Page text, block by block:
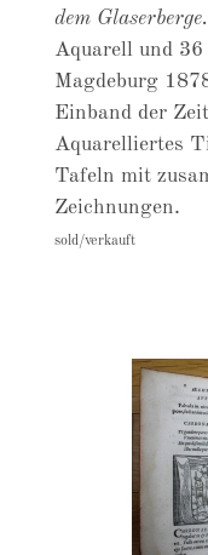
dem Glaserberge.
Aquarell und 36
Magdeburg
Einband der
Aquarelliertes
Tafeln mit
Zeichnungen.
sold/verkauft